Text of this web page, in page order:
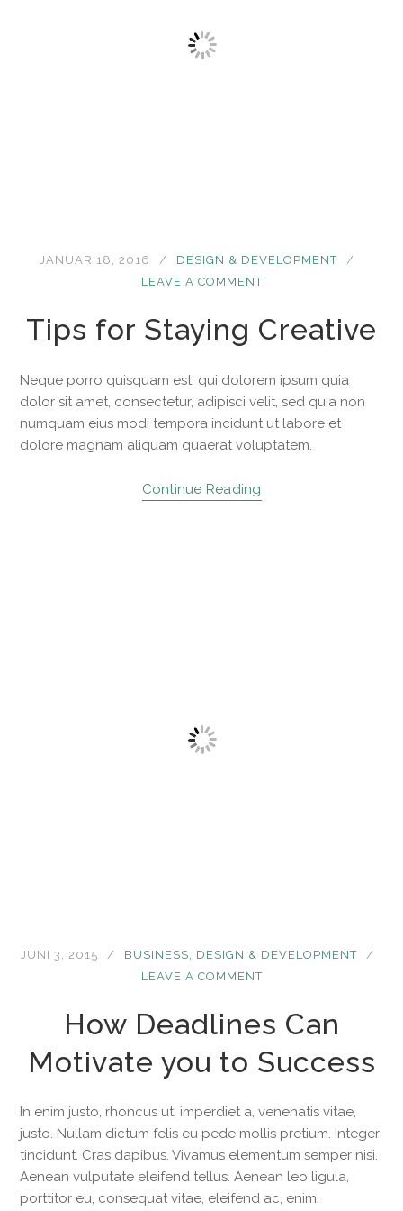
JANUAR 18, 2016
DESIGN & DEVELOPMENT
LEAVE A COMMENT
Tips for Staying Creative
Neque porro quisquam est, qui dolorem ipsum quia
dolor sit amet, consectetur, adipisci velit, sed quia non
numquam eius modi tempora incidunt ut labore et
dolore magnam aliquam quaerat voluptatem.
Continue Reading
JUNI 3, 2015 BUSINESS
DESIGN & DEVELOPMENT
LEAVE A COMMENT
How Deadlines Can
Motivate you to Success
In enim justo, rhoncus ut, imperdiet a, venenatis vitae,
justo. Nullam dictum felis eu pede mollis pretium. Integer
tincidunt. Cras dapibus. Vivamus elementum semper nisi.
Aenean vulputate eleifend tellus. Aenean leo ligula,
porttitor eu, consequat vitae, eleifend ac, enim.